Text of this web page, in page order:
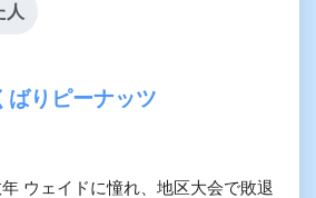
人
ばりピーナッツ
ウェイドに憧れ、地区大会で敗退